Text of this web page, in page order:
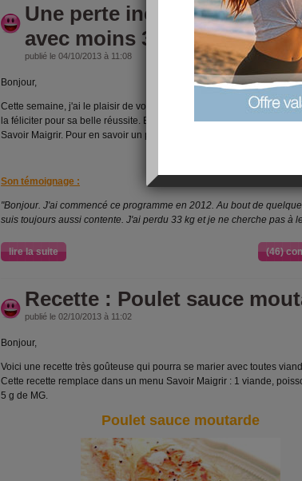
Une perte incroyable pour
avec moins 33 kg !
publié le 04/10/2013 à 11:08
Bonjour,
Cette semaine, j'ai le plaisir de vous présenter
. Avant tout, je
la féliciter pour sa belle réussite. En effet, elle a perdu 33 kg grâce
Savoir Maigrir. Pour en savoir un peu plus sur son parcours, voici son
Son témoignage :
"Bonjour. J'ai commencé ce programme en 2012. Au bout de
suis toujours aussi contente. J'ai perdu 33 kg et je ne cherche pas à
lire la suite (46)
Recette : Poulet sauce
publié le 02/10/2013 à 11:02
Bonjour,
Voici une recette très goûteuse qui pourra se marier avec toutes
Cette recette remplace dans un menu Savoir Maigrir : 1 viande,
5 g de MG.
Poulet sauce moutarde